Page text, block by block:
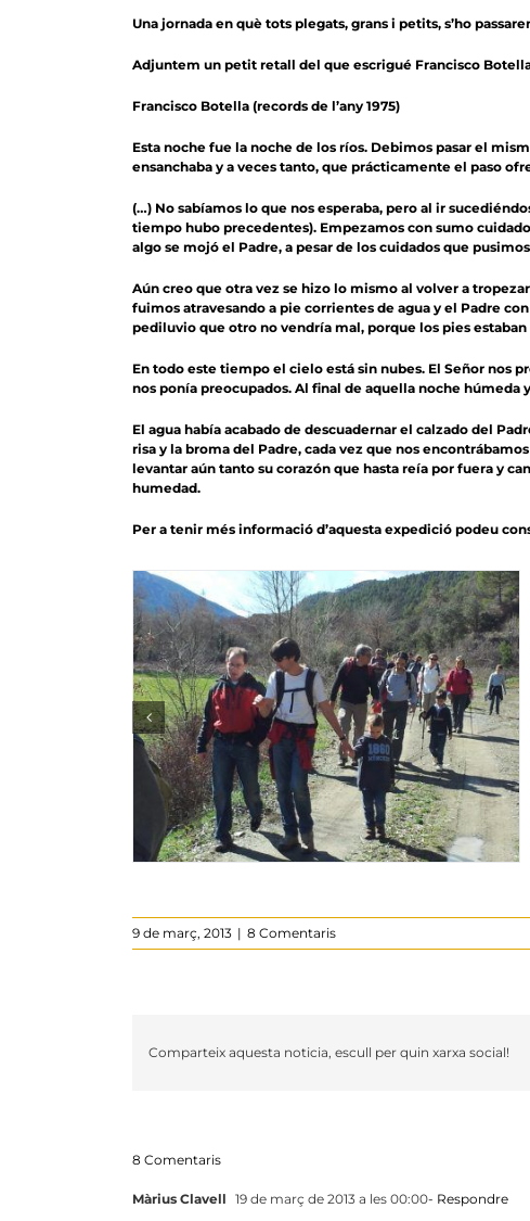
Una jornada en què tots plegats, grans i petits, s’ho
Adjuntem un petit retall del que escrigué Francisco
Francisco Botella (records de l’any 1975)
Esta noche fue la noche de los ríos. Debimos pasar el
ensanchaba y a veces tanto, que prácticamente el paso
(…) No sabíamos lo que nos esperaba, pero al ir
tiempo hubo precedentes). Empezamos con sumo
algo se mojó el Padre, a pe­sar de los cuidados que
Aún creo que otra vez se hizo lo mismo al volver a
fuimos atravesando a pie corrientes de agua y el Padre
pediluvio que otro no vendría mal, porque los pies
En todo este tiempo el cielo está sin nubes. El Señor nos
nos ponía preocupados. Al final de aquella noche húmeda
El agua había acabado de descuadernar el calzado del
risa y la broma del Padre, cada vez que nos
le­vantar aún tanto su corazón que hasta reía por fuera y
humedad.
Per a tenir més informació d’aquesta expedició podeu
9 de març, 2013 | 8 Comentaris
Comparteix aquesta noticia, escull per quin xarxa social!
8 Comentaris
Màrius Clavell 19 de març de 2013 a les 00:00- Respondre